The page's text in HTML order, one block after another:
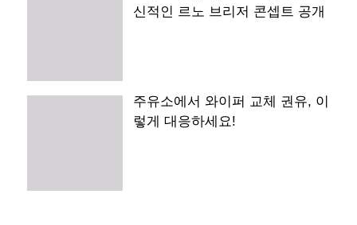
신적인 르노 브리저 콘셉트 공개
주유소에서 와이퍼 교체 권유, 이
렇게 대응하세요!